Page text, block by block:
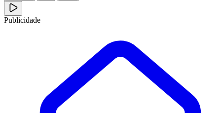
Publicidade